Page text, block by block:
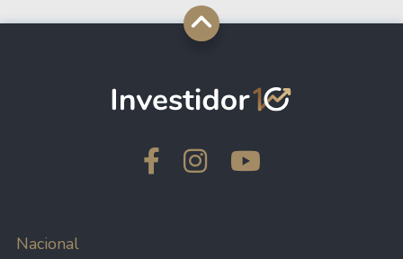
Nacional